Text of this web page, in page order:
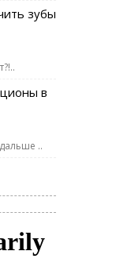
зубы
в
..